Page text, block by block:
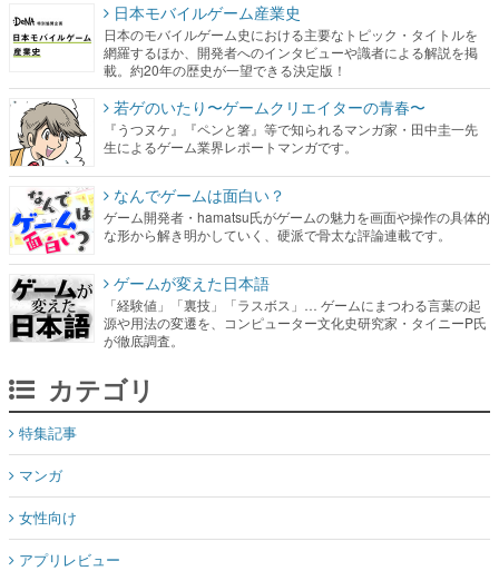
日本モバイルゲーム産業史
日本のモバイルゲーム史における主要なトピック・タイトルを
網羅するほか、開発者へのインタビューや識者による解説を掲
載。約20年の歴史が一望できる決定版！
若ゲのいたり〜ゲームクリエイターの青春〜
『うつヌケ』『ペンと箸』等で知られるマンガ家・田中圭一先
生によるゲーム業界レポートマンガです。
なんでゲームは面白い？
ゲーム開発者・hamatsu氏がゲームの魅力を画面や操作の具体的
な形から解き明かしていく、硬派で骨太な評論連載です。
ゲームが変えた日本語
「経験値」「裏技」「ラスボス」… ゲームにまつわる言葉の起
源や用法の変遷を、コンピューター文化史研究家・タイニーP氏
が徹底調査。
カテゴリ
特集記事
マンガ
女性向け
アプリレビュー